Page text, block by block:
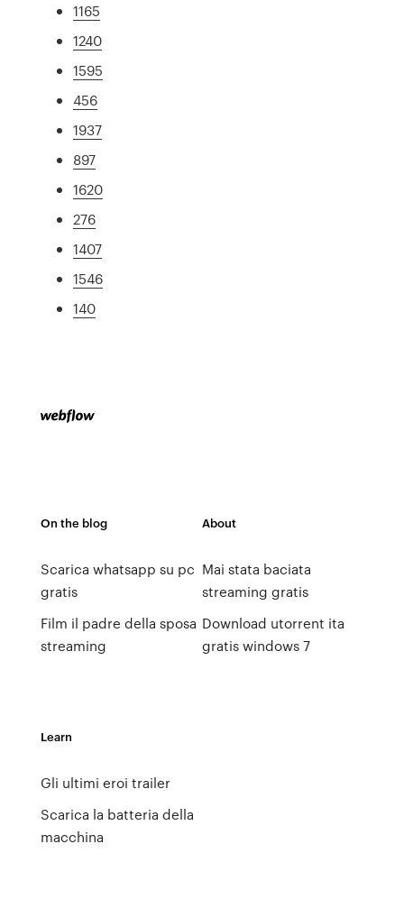
1165
1240
1595
456
1937
897
1620
276
1407
1546
140
On the blog
Scarica whatsapp su pc
gratis
Film il padre della sposa
streaming
About
Mai stata baciata
streaming gratis
Download utorrent ita
gratis windows 7
Learn
Gli ultimi eroi trailer
Scarica la batteria della
macchina